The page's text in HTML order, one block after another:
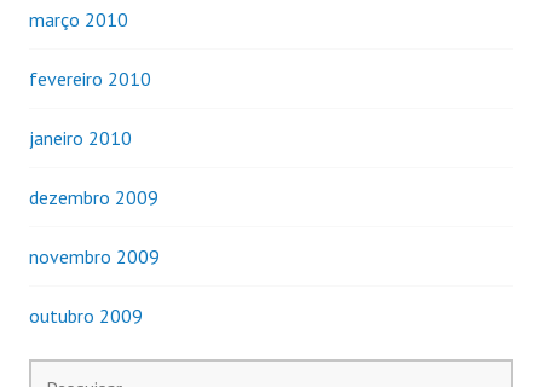
março 2010
fevereiro 2010
janeiro 2010
dezembro 2009
novembro 2009
outubro 2009